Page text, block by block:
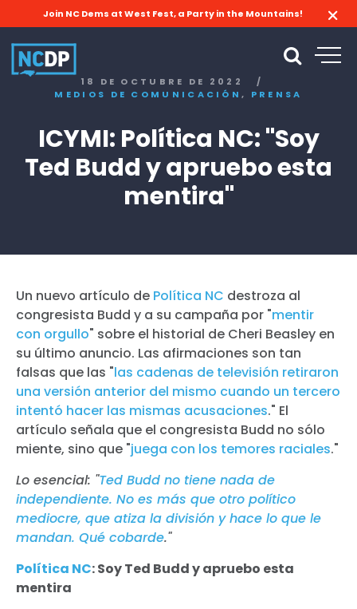
Join NC Dems at West Fest, a Party in the Mountains!
18 DE OCTUBRE DE 2022
/
MEDIOS DE COMUNICACIÓN, PRENSA
ICYMI: Política NC: "Soy
Ted Budd y apruebo esta
mentira"
Un nuevo artículo de Política NC destroza al
congresista Budd y a su campaña por "mentir
con orgullo" sobre el historial de Cheri Beasley en
su último anuncio. Las afirmaciones son tan
falsas que las "las cadenas de televisión retiraron
una versión anterior del mismo cuando un tercero
intentó hacer las mismas acusaciones." El
artículo señala que el congresista Budd no sólo
miente, sino que "juega con los temores raciales."
Lo esencial: "Ted Budd no tiene nada de
independiente. No es más que otro político
mediocre, que atiza la división y hace lo que le
mandan. Qué cobarde."
Política NC: Soy Ted Budd y apruebo esta
mentira